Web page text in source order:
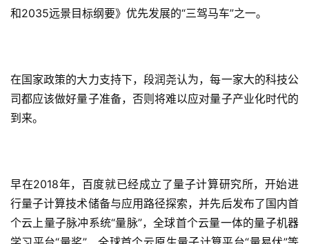
车
专
栏
和2035远景目标纲要》优先发展的“三驾马车”之一。
在国家政策的大力支持下，段润尧认为，每一家大的科技公
司都应该做好量子准备，否则将难以应对量子产业化时代的
到来。
早在2018年，百度就已经成立了量子计算研究所，开始进
行量子计算技术储备与应用路径探索，并先后发布了国内首
个云上量子脉冲系统“量脉”，全球首个云量一体的量子机器